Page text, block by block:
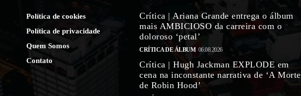
Política de cookies
Política de privacidade
Quem Somos
Contato
Crítica | Ariana Grande entrega o álbum
mais AMBICIOSO da carreira com o
doloroso ‘petal’
CRÍTICA DE ÁLBUM 06.08.2026
Crítica | Hugh Jackman EXPLODE em
cena na inconstante narrativa de ‘A Morte
de Robin Hood’